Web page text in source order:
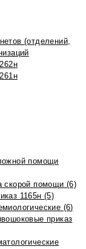
(отделений,
помощи
скорой помощи (6)
1165н (5)
(6)
приказ